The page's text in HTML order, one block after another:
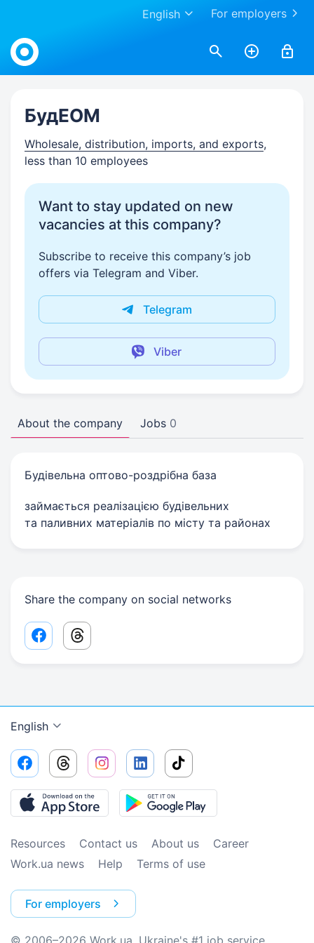
For employers
English
Work.ua
БудЕОМ
Wholesale, distribution, imports, and exports,
less than 10 employees
Want to stay updated on new
vacancies at this company?
Subscribe to receive this company’s job
offers via Telegram and Viber.
Telegram
Viber
About the company Jobs 0
Будівельна оптово-роздрібна база
займається реалізацією будівельних
та паливних матеріалів по місту та районах
Share the company on social networks
Facebook share link
Threads share link
English
Resources Contact us About us
Сareer
Work.ua news
Help Terms of use
For employers
© 2006–2026 Work.ua. Ukraine's #1 job service.